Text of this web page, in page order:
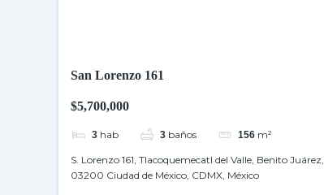
San Lorenzo 161
$5,700,000
3 hab 3 baños 156 m²
S. Lorenzo 161, Tlacoquemecatl del Valle, Benito Juárez,
03200 Ciudad de México, CDMX, México